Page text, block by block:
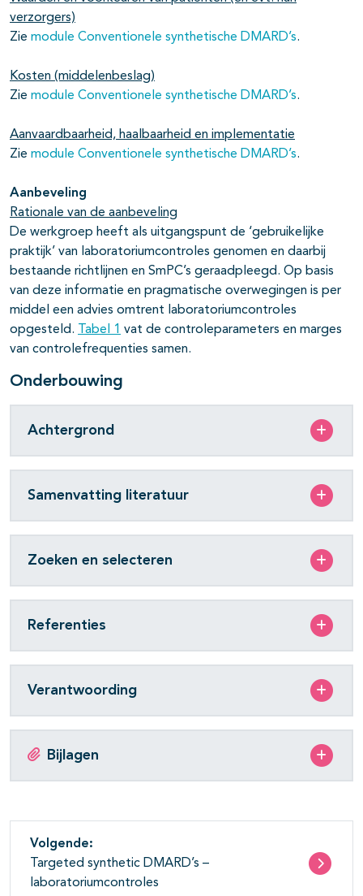
verzorgers)
Zie module Conventionele synthetische DMARD’s.
Kosten (middelenbeslag)
Zie module Conventionele synthetische DMARD’s.
Aanvaardbaarheid, haalbaarheid en implementatie
Zie module Conventionele synthetische DMARD’s.
Aanbeveling
Rationale van de aanbeveling
De werkgroep heeft als uitgangspunt de ‘gebruikelijke
praktijk’ van laboratoriumcontroles genomen en daarbij
bestaande richtlijnen en SmPC’s geraadpleegd. Op basis
van deze informatie en pragmatische overwegingen is per
middel een advies omtrent laboratoriumcontroles
opgesteld.
Tabel 1 vat de controleparameters en marges
van controlefrequenties samen.
Onderbouwing
Achtergrond
Samenvatting literatuur
Zoeken en selecteren
Referenties
Verantwoording
Bijlagen
Volgende:
Targeted synthetic DMARD’s –
laboratoriumcontroles